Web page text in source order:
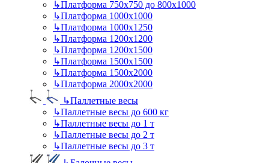
↳Платформа 750х750 до 800х1000
↳Платформа 1000х1000
↳Платформа 1000х1250
↳Платформа 1200х1200
↳Платформа 1200х1500
↳Платформа 1500х1500
↳Платформа 1500х2000
↳Платформа 2000х2000
↳Паллетные весы
↳Паллетные весы до 600 кг
↳Паллетные весы до 1 т
↳Паллетные весы до 2 т
↳Паллетные весы до 3 т